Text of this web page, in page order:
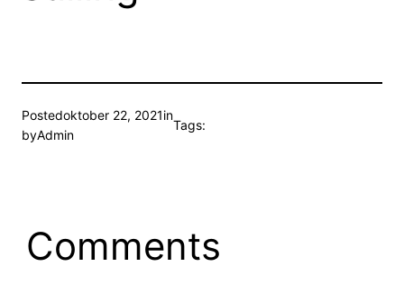
Postedoktober 22, 2021in
byAdmin
Tags:
Comments